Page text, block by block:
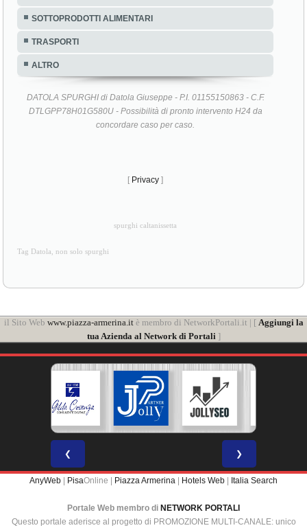
SOTTOPRODOTTI ALIMENTARI
TRASPORTI
ALTRO
DATOLA SPURGHI di Datola Giuseppe - P.I. 01155150863 - C.F.
DTLGPP78H01G580U - Possibilità di pronto intervento H24 da
concordare caso per caso.
[ Privacy ]
spurghi caltanissetta
Tag Datola, non solo spurghi
il Sito Web www.piazza-armerina.itè membro di NetworkPortali.it | [ Aggiungi la
tua Azienda al Network di Portali ]
❮ ❯
AnyWeb | PisaOnline | Piazza Armerina | Hotels Web | Italia Search
Portale Web membro di NETWORK PORTALI
Questo portale aderisce al progetto di PROMOZIONE MULTI-CANALE: unico